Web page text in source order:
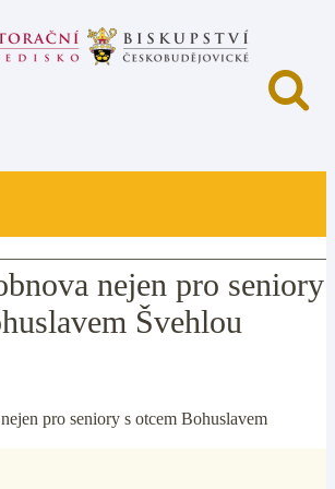
nejen pro seniory
Švehlou